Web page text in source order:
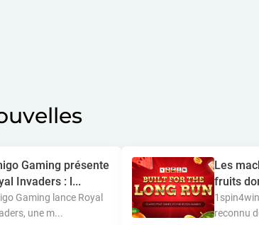
Gaming présente
Invaders : l...
Gaming lance Royal
une m...
Les
fruits
reconnu